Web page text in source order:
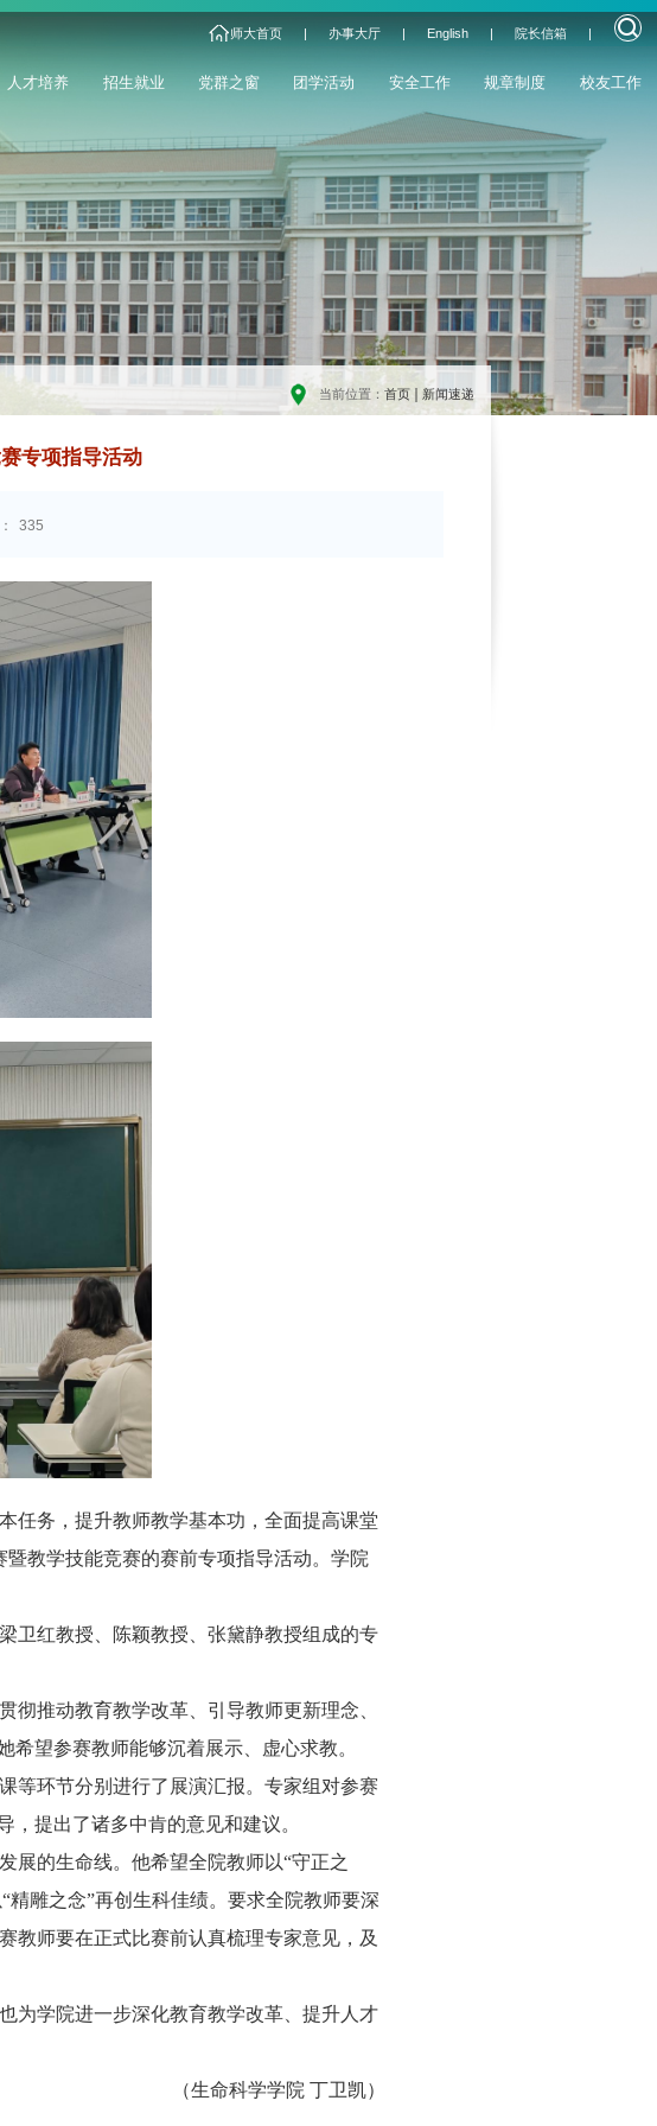
师大首页 | 办事大厅 | English | 院长信箱 |
人才培养 招生就业 党群之窗 团学活动 安全工作 规章制度 校友工作
当前位置： 首页 新闻速递
专项指导活动
335
任务，提升教师教学基本功，全面提高课堂
教学技能竞赛的赛前专项指导活动。学院
卫红教授、陈颖教授、张黛静教授组成的专
彻推动教育教学改革、引导教师更新理念、
望参赛教师能够沉着展示、虚心求教。
等环节分别进行了展演汇报。专家组对参赛
，提出了诸多中肯的意见和建议。
展的生命线。他希望全院教师以“守正之
精雕之念”再创生科佳绩。要求全院教师要深
教师要在正式比赛前认真梳理专家意见，及
为学院进一步深化教育教学改革、提升人才
（生命科学学院 丁卫凯）